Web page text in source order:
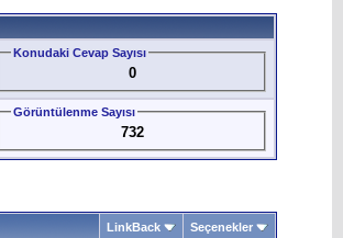
Konudaki Cevap Sayısı
0
Görüntülenme Sayısı
732
LinkBack Seçenekler